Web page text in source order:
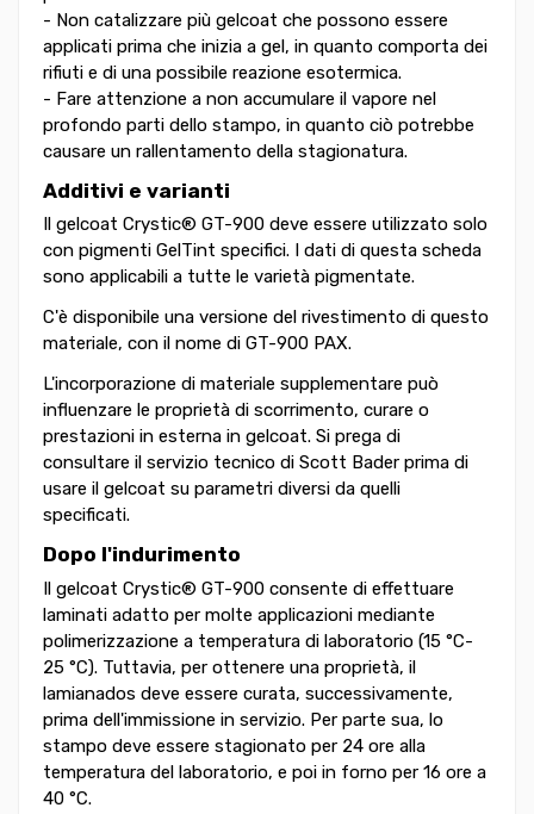
- Non catalizzare più gelcoat che possono essere
applicati prima che inizia a gel, in quanto comporta dei
rifiuti e di una possibile reazione esotermica.
- Fare attenzione a non accumulare il vapore nel
profondo parti dello stampo, in quanto ciò potrebbe
causare un rallentamento della stagionatura.
Additivi e varianti
Il gelcoat Crystic® GT-900 deve essere utilizzato solo
con pigmenti GelTint specifici. I dati di questa scheda
sono applicabili a tutte le varietà pigmentate.
C'è disponibile una versione del rivestimento di questo
materiale, con il nome di GT-900 PAX.
L'incorporazione di materiale supplementare può
influenzare le proprietà di scorrimento, curare o
prestazioni in esterna in gelcoat. Si prega di
consultare il servizio tecnico di Scott Bader prima di
usare il gelcoat su parametri diversi da quelli
specificati.
Dopo l'indurimento
Il gelcoat Crystic® GT-900 consente di effettuare
laminati adatto per molte applicazioni mediante
polimerizzazione a temperatura di laboratorio (15 °C-
25 °C). Tuttavia, per ottenere una proprietà, il
lamianados deve essere curata, successivamente,
prima dell'immissione in servizio. Per parte sua, lo
stampo deve essere stagionato per 24 ore alla
temperatura del laboratorio, e poi in forno per 16 ore a
40 °C.